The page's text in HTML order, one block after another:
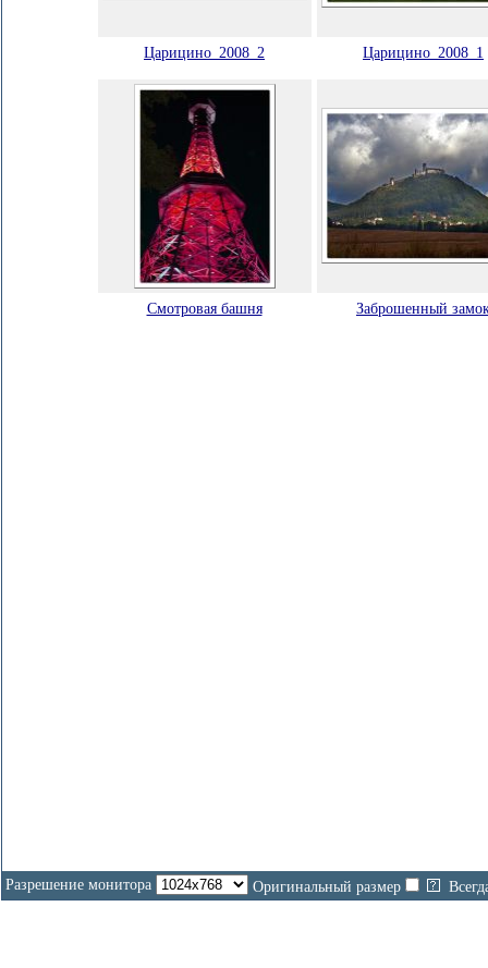
Царицино_2008_2 Царицино_2008_1
Смотровая башня Заброшенный
Разрешение монитора Оригинальный размер